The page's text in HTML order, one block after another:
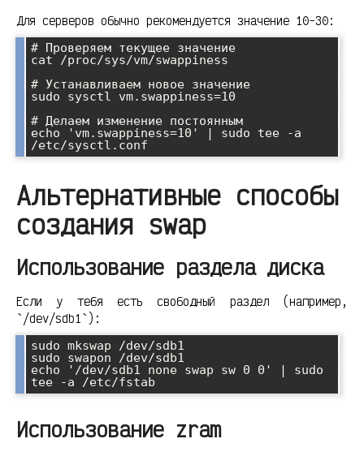
Для серверов обычно рекомендуется значение 10-30:
# Проверяем текущее значение
cat /proc/sys/vm/swappiness
# Устанавливаем новое значение
sudo sysctl vm.swappiness=10
# Делаем изменение постоянным
echo 'vm.swappiness=10' | sudo tee -a
/etc/sysctl.conf
Альтернативные способы
создания swap
Использование раздела диска
Если у тебя есть свободный раздел (например,
`/dev/sdb1`):
sudo mkswap /dev/sdb1
sudo swapon /dev/sdb1
echo '/dev/sdb1 none swap sw 0 0' | sudo
tee -a /etc/fstab
Использование zram